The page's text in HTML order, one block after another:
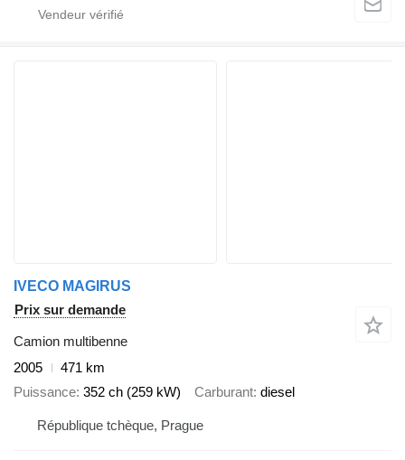
IVECO MAGIRUS
Prix sur demande
Camion multibenne
2005
471 km
Puissance 352 ch (259 kW) Carburant diesel
République tchèque, Prague